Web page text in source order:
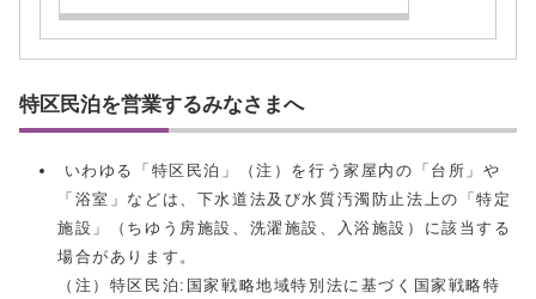
特区民泊を営業するみなさまへ
いわゆる「特区民泊」（注）を行う家屋内の「台所」や
「浴室」などは、下水道法及び水質汚濁防⽌法上の「特定
施設」（ちゆう房施設、洗濯施設、入浴施設）に該当する
場合があります。
（注）特区民泊:国家戦略地域特別法に基づく国家戦略特